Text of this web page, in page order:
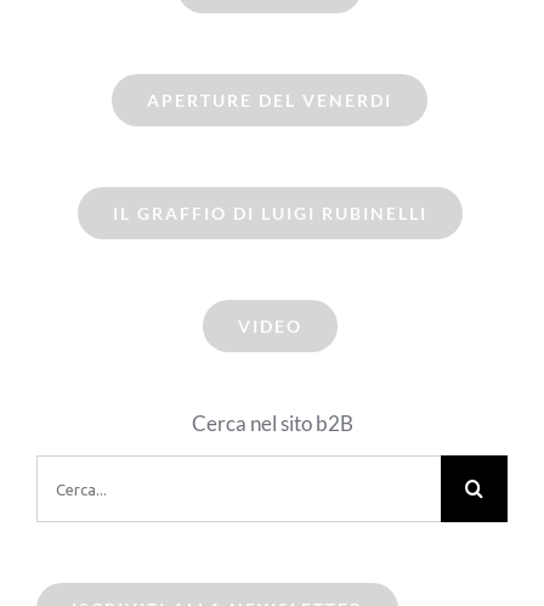
APERTURE DEL VENERDI
IL GRAFFIO DI LUIGI RUBINELLI
VIDEO
Cerca nel sito b2B
per: